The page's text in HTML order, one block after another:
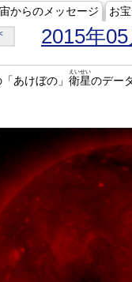
からのメッセージ お
2015年05
あけぼの」 衛星
えいせい
のデー